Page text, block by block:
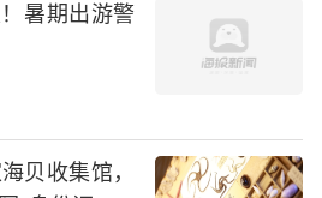
暑期出游警
贝收集馆，